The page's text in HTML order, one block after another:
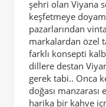
şehri olan Viyana
keşfetmeye
pazarlarından
markalardan özel
farklı konsepti
dillere destan
gerek tabi.. Onca
doğası
harika bir kahve